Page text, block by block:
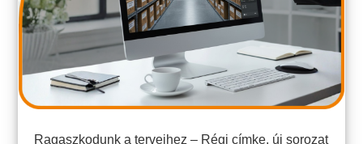
Ragaszkodunk a terveihez – Régi címke, új sorozat